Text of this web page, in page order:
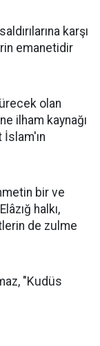
karşı
emanetidir
olan
ilham kaynağı
bir ve
halkı,
de zulme
"Kudüs